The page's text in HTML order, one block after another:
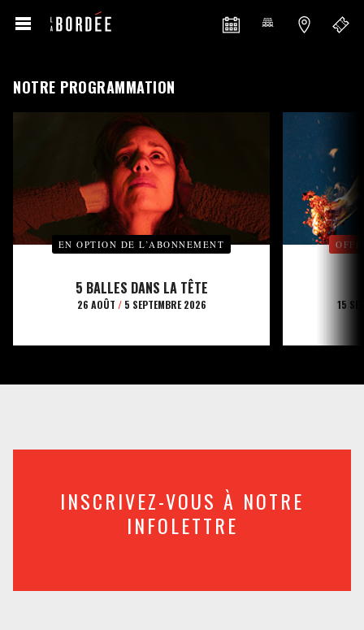
NOTRE PROGRAMMATION
EN OPTION DE L’ABONNEMENT
5 BALLES DANS LA TÊTE
26 AOÛT /5 SEPTEMBRE 2026 15
INSCRIVEZ-VOUS À NOTRE
INFOLETTRE